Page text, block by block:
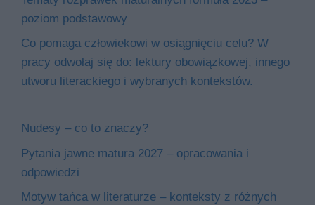
poziom podstawowy
Co pomaga człowiekowi w osiągnięciu celu? W
pracy odwołaj się do: lektury obowiązkowej, innego
utworu literackiego i wybranych kontekstów.
Nudesy – co to znaczy?
Pytania jawne matura 2027 – opracowania i
odpowiedzi
Motyw tańca w literaturze – konteksty z różnych